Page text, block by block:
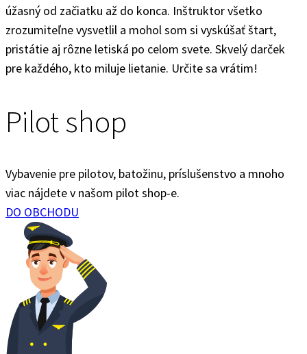
úžasný od začiatku až do konca. Inštruktor všetko
zrozumiteľne vysvetlil a mohol som si vyskúšať štart,
pristátie aj rôzne letiská po celom svete. Skvelý darček
pre každého, kto miluje lietanie. Určite sa vrátim!
Pilot shop
Vybavenie pre pilotov, batožinu, príslušenstvo a mnoho
viac nájdete v našom pilot shop-e.
DO OBCHODU